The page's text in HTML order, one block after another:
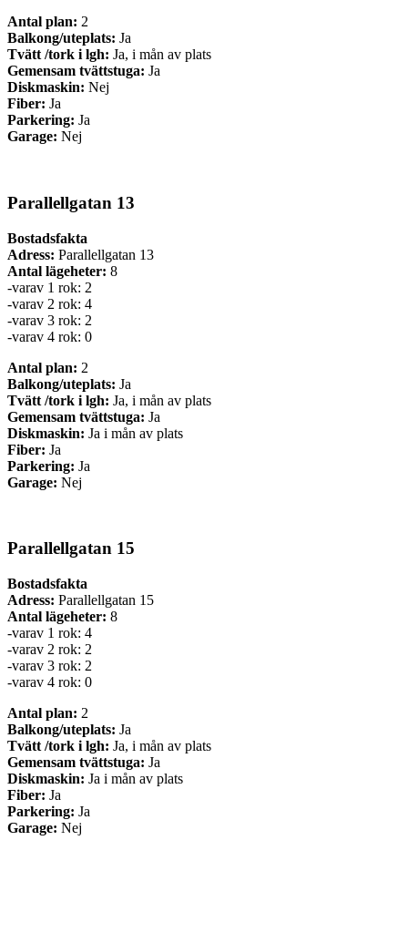
Antal plan: 2
Balkong/uteplats: Ja
Tvätt /tork i lgh: Ja, i mån av plats
Gemensam tvättstuga: Ja
Diskmaskin: Nej
Fiber: Ja
Parkering: Ja
Garage: Nej
Parallellgatan 13
Bostadsfakta
Adress: Parallellgatan 13
Antal lägeheter: 8
-varav 1 rok: 2
-varav 2 rok: 4
-varav 3 rok: 2
-varav 4 rok: 0
Antal plan: 2
Balkong/uteplats: Ja
Tvätt /tork i lgh: Ja, i mån av plats
Gemensam tvättstuga: Ja
Diskmaskin: Ja i mån av plats
Fiber: Ja
Parkering: Ja
Garage: Nej
Parallellgatan 15
Bostadsfakta
Adress: Parallellgatan 15
Antal lägeheter: 8
-varav 1 rok: 4
-varav 2 rok: 2
-varav 3 rok: 2
-varav 4 rok: 0
Antal plan: 2
Balkong/uteplats: Ja
Tvätt /tork i lgh: Ja, i mån av plats
Gemensam tvättstuga: Ja
Diskmaskin: Ja i mån av plats
Fiber: Ja
Parkering: Ja
Garage: Nej